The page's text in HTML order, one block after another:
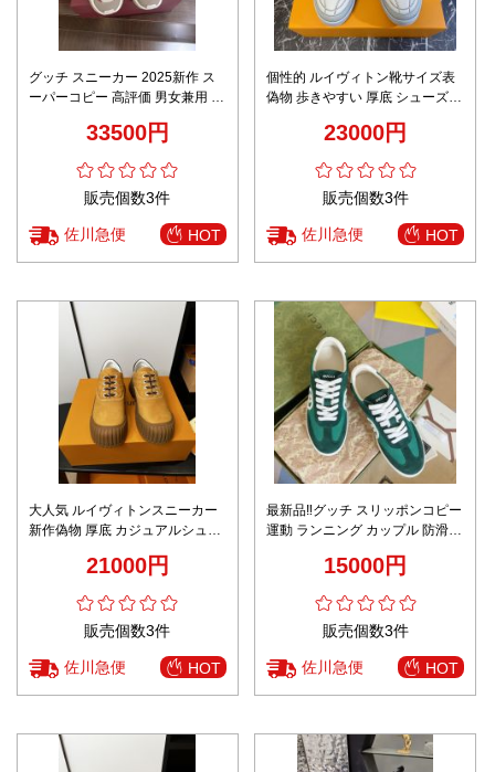
グッチ スニーカー 2025新作 ス
ーパーコピー 高評価 男女兼用 快
33500円
販売個数3件
佐川急便 HOT
個性的 ルイヴィトン靴サイズ表
偽物 歩きやすい 厚底 シューズ
23000円
販売個数3件
佐川急便 HOT
大人気 ルイヴィトンスニーカー
新作偽物 厚底 カジュアルシュー
21000円
販売個数3件
佐川急便 HOT
最新品‼グッチ スリッポンコピー
運動 ランニング カップル 防滑
売 グリーン15000円
販売個数3件
佐川急便 HOT